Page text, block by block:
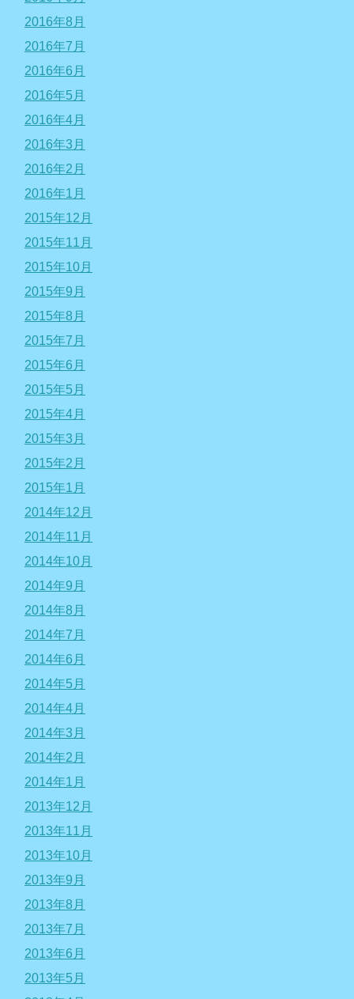
2016年8月
2016年7月
2016年6月
2016年5月
2016年4月
2016年3月
2016年2月
2016年1月
2015年12月
2015年11月
2015年10月
2015年9月
2015年8月
2015年7月
2015年6月
2015年5月
2015年4月
2015年3月
2015年2月
2015年1月
2014年12月
2014年11月
2014年10月
2014年9月
2014年8月
2014年7月
2014年6月
2014年5月
2014年4月
2014年3月
2014年2月
2014年1月
2013年12月
2013年11月
2013年10月
2013年9月
2013年8月
2013年7月
2013年6月
2013年5月